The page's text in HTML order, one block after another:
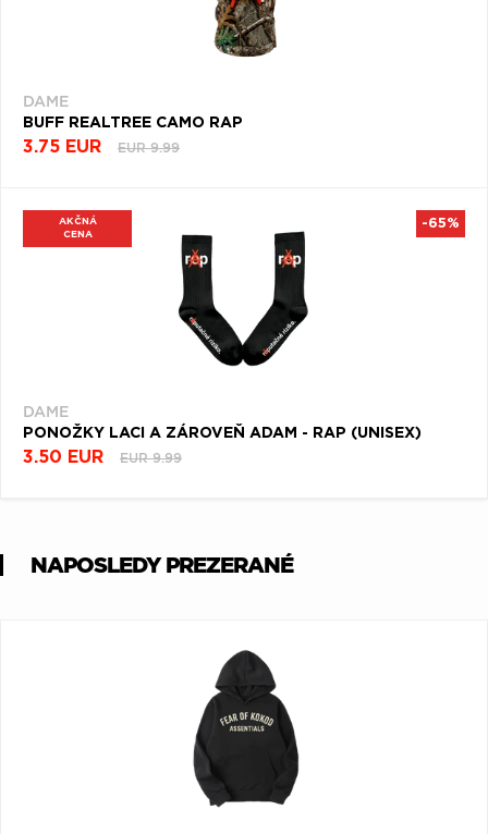
DAME
BUFF REALTREE CAMO RAP
3.75 EUR EUR 9.99
AKČNÁ
CENA
DAME
PONOŽKY LACI A ZÁROVEŇ ADAM - RAP (UNISEX)
3.50 EUR EUR 9.99
-65%
NAPOSLEDY PREZERANÉ